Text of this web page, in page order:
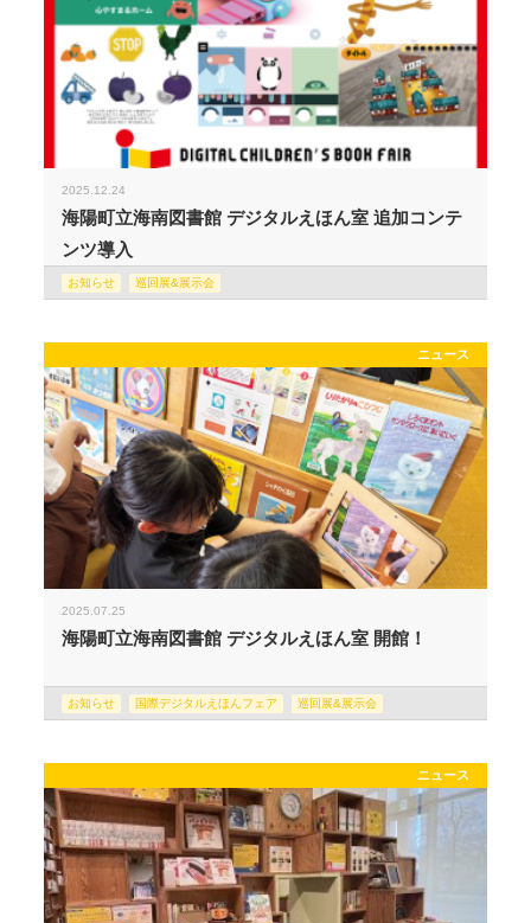
2025.12.24
海陽町立海南図書館 デジタルえほん室 追加コンテ
ンツ導入
お知らせ 巡回展&展示会
ニュース
2025.07.25
海陽町立海南図書館 デジタルえほん室 開館！
お知らせ 国際デジタルえほんフェア 巡回展&展示会
ニュース